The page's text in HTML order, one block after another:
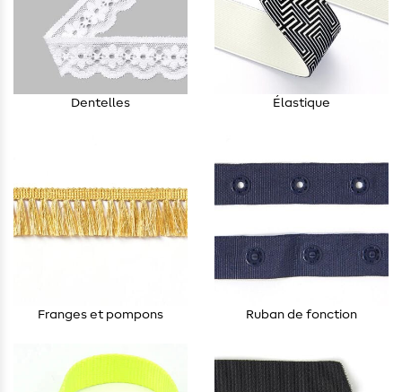
Dentelles Élastique
Franges et pompons Ruban de fonction